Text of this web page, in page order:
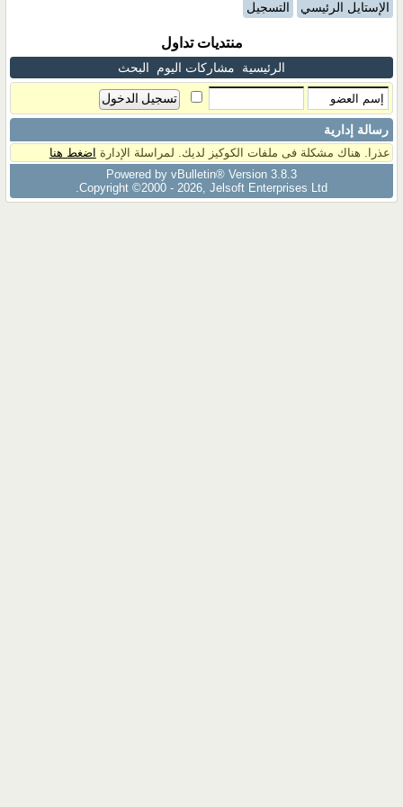
الإستايل الرئيسي التسجيل
منتديات تداول
الرئيسية مشاركات اليوم البحث
رسالة إدارية
عذرا. هناك مشكلة فى ملفات الكوكيز لديك. لمراسلة الإدارة اضغط هنا
Powered by vBulletin® Version 3.8.3
Copyright ©2000 - 2026, Jelsoft Enterprises Ltd.